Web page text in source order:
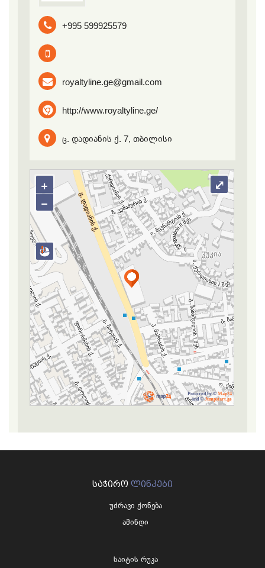
+995 599925579
royaltyline.ge@gmail.com
http://www.royaltyline.ge/
ც. დადიანის ქ. 7, თბილისი
+
−
Powered by ©Map24
and ©Jumpstart.ge
⤢
ᲡᲐᲭᲘᲠᲝ ᲚᲘᲜᲙᲔᲑᲘ
უძრავი ქონება
ამინდი
საიტის რუკა